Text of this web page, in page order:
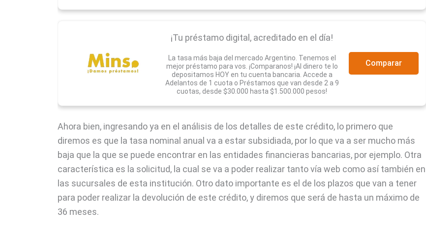
¡Tu préstamo digital, acreditado en el día!
La tasa más baja del mercado Argentino. Tenemos el
mejor préstamo para vos. ¡Comparanos! ¡Al dinero te lo
depositamos HOY en tu cuenta bancaria. Accede a
Adelantos de 1 cuota o Préstamos que van desde 2 a 9
cuotas, desde $30.000 hasta $1.500.000 pesos!
Comparar
Ahora bien, ingresando ya en el análisis de los detalles de este crédito, lo primero que
diremos es que la tasa nominal anual va a estar subsidiada, por lo que va a ser mucho más
baja que la que se puede encontrar en las entidades financieras bancarias, por ejemplo. Otra
característica es la solicitud, la cual se va a poder realizar tanto vía web como así también en
las sucursales de esta institución. Otro dato importante es el de los plazos que van a tener
para poder realizar la devolución de este crédito, y diremos que será de hasta un máximo de
36 meses.